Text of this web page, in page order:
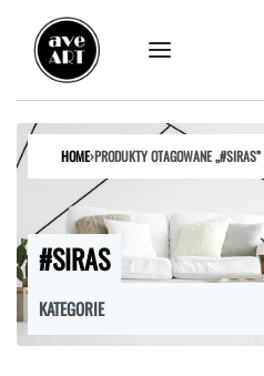
HOME›PRODUKTY OTAGOWANE „#SIRAS”
#SIRAS
KATEGORIE